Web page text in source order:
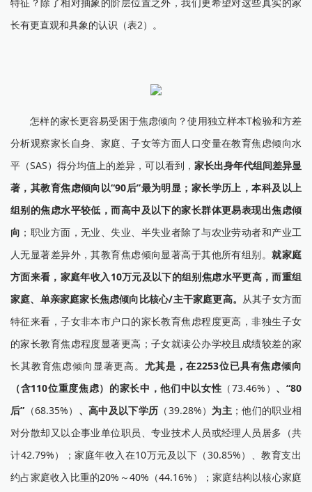
长有更直观和具象的认识（表2）。
怎样的家长更容易受困于焦虑倾向？使用独立样本T检验和方差
分析观察家长自身、家庭、子女等方面人口变量在教育焦虑倾向水
平（SAS）得分均值上的差异，可以看到， 家长出身年代组间差异显
著，其教育焦虑倾向以“90后”最为明显；家长学历上，本科及以上
组别的焦虑水平较低，而高中及以下的家长群体更易表现出焦虑倾
向 ；职业方面，无业、失业、半失业者除了与农业劳动者和产业工
人无显著差异外，其教育焦虑倾向显著高于其他所有组别。就家庭
方面来看，家庭年收入10万元及以下的组别焦虑水平更高，而重组
家庭、单亲家庭家长焦虑倾向比核心/主干家庭更高。 从其子女方面
特征来看，子女非本市户口的家长教育焦虑程度更高，非独生子女
的家长教育焦虑程度显著更高；子女就读公办学校且成绩较差的家
长其教育焦虑倾向显著更高。 尤其是，在2253位已具有焦虑倾向
（含110位重度焦虑）的家长中，他们中以女性 （73.46%） 、“80
后” （68.35%） 、高中及以下学历 （39.28%） 为主 ；他们的职业相
对分散却又以企事业单位职员、专业技术人员或经理人员居多（共
计42.79%）；家庭年收入在10万元及以下（30.85%）、教育支出
约占家庭收入比重的20%～40%（44.16%）；家庭结构以核心家庭